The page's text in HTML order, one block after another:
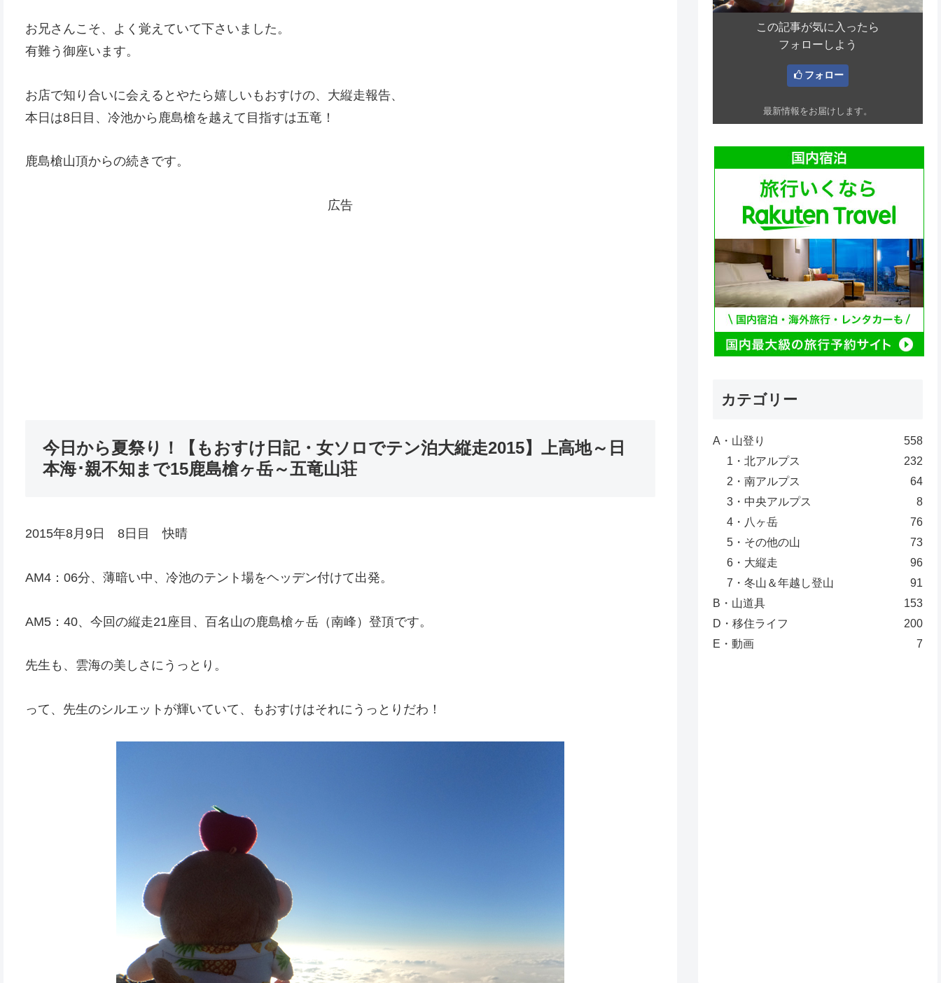
お兄さんこそ、よく覚えていて下さいました。
有難う御座います。
お店で知り合いに会えるとやたら嬉しいもおすけの、大縦走報告、
本日は8日目、冷池から鹿島槍を越えて目指すは五竜！
鹿島槍山頂からの続きです。
広告
今日から夏祭り！【もおすけ日記・女ソロでテン泊大縦走2015】上高地～日
本海･親不知まで15鹿島槍ヶ岳～五竜山荘
2015年8月9日 8日目 快晴
AM4：06分、薄暗い中、冷池のテント場をヘッデン付けて出発。
AM5：40、今回の縦走21座目、百名山の鹿島槍ヶ岳（南峰）登頂です。
先生も、雲海の美しさにうっとり。
って、先生のシルエットが輝いていて、もおすけはそれにうっとりだわ！
この記事が気に入ったら
フォローしよう
フォロー
最新情報をお届けします。
カテゴリー
A・山登り
558
1・北アルプス
232
2・南アルプス
64
3・中央アルプス
8
4・八ヶ岳
76
5・その他の山
73
6・大縦走
96
7・冬山＆年越し登山
91
B・山道具
153
D・移住ライフ
200
E・動画
7